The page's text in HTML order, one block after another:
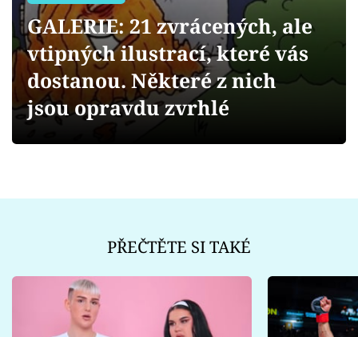
Videa
Sledujte prima+
GALERIE: 21 zvrácených, ale
vtipných ilustrací, které vás
dostanou. Některé z nich
jsou opravdu zvrhlé
PŘEČTĚTE SI TAKÉ